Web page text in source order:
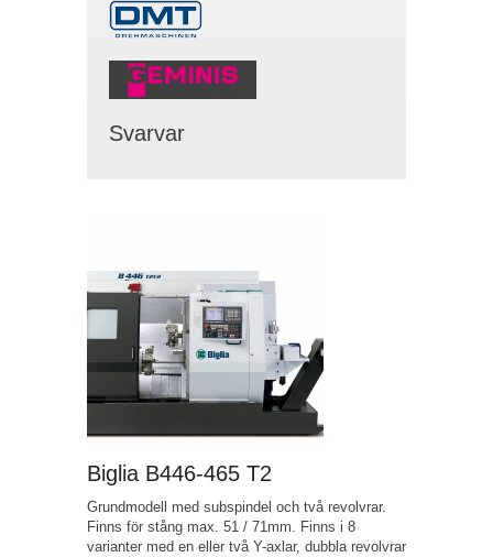
Svarvar
Biglia B446-465 T2
Grundmodell med subspindel och två revolvrar.
Finns för stång max. 51 / 71mm. Finns i 8
varianter med en eller två Y-axlar, dubbla revolvrar